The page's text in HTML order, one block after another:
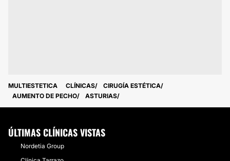
MULTIESTETICA CLÍNICAS
CIRUGÍA ESTÉTICA
AUMENTO DE PECHO
ASTURIAS
ÚLTIMAS CLÍNICAS VISTAS
Nordetia Group